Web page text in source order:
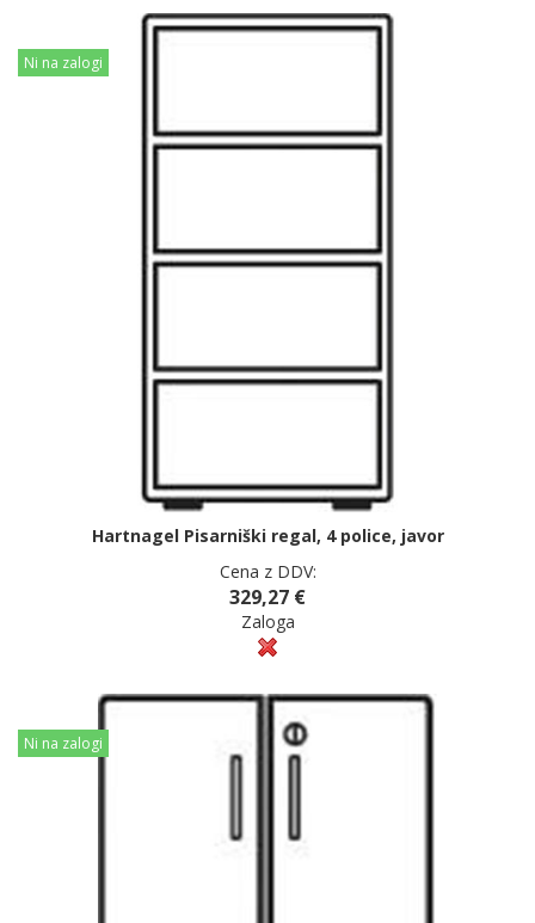
Ni na zalogi
Hartnagel Pisarniški regal, 4 police, javor
Cena z DDV:
329,27 €
Zaloga
Ni na zalogi